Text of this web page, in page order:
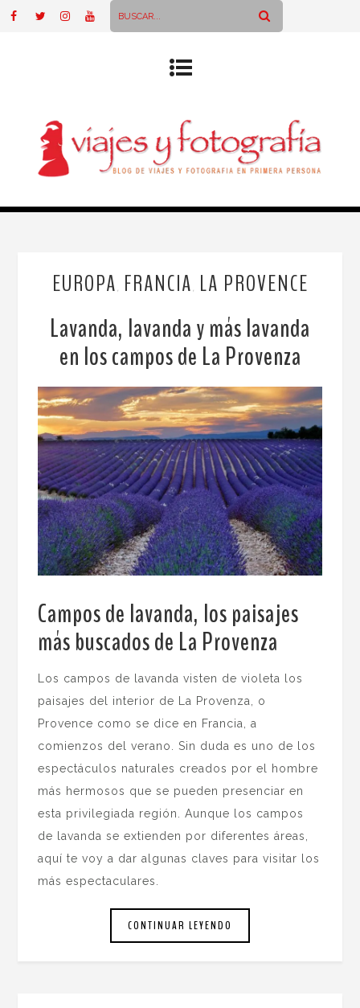
EUROPA FRANCIA LA PROVENCE
Lavanda, lavanda y más lavanda
en los campos de La Provenza
Campos de lavanda, los paisajes
más buscados de La Provenza
Los campos de lavanda visten de violeta los
paisajes del interior de La Provenza, o
Provence como se dice en Francia, a
comienzos del verano. Sin duda es uno de los
espectáculos naturales creados por el hombre
más hermosos que se pueden presenciar en
esta privilegiada región. Aunque los campos
de lavanda se extienden por diferentes áreas,
aquí te voy a dar algunas claves para visitar los
más espectaculares.
CONTINUAR LEYENDO